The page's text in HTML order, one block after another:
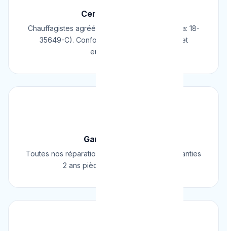
Certifié & Agréé
Chauffagistes agréés Cerga/Cedicol (N° Cerga: 18-
35649-C). Conformes aux normes belges et
européennes.
Garantie 2 Ans
Toutes nos réparations et installations sont garanties
2 ans pièces et main d'œuvre.